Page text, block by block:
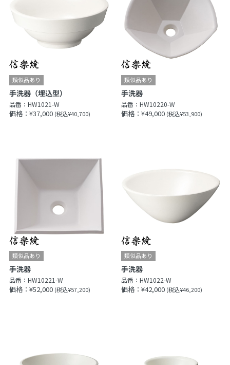
手洗器（埋込型）
品番： HW1021-W
価格：¥37,000 (税込¥40,700)
手洗器
品番：HW10220-W
価格：¥49,000 (税込¥53,900)
手洗器
品番： HW10221-W
価格：¥52,000 (税込¥57,200)
手洗器
品番：HW1022-W
価格：¥42,000 (税込¥46,200)